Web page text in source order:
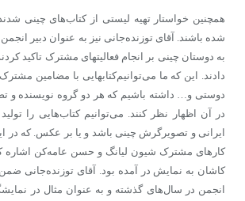
همچنین خواستار تهیه لیستی از کتاب‌های چینی
شده باشند. آقای توزنده‌جانی نیز به عنوان دبیر
به دوستان چینی بر انجام فعالیتهای مشترک تاکید
دادند. این که ما می‌توانیم‌کتابهایی با مضامین
دوستی و… داشته باشیم که هر دو گروه نویسنده و
در آن اظهار نظر کنند. می‌توانیم کتاب‌هایی را
ایرانی و تصویرگرش چینی باشد و یا بر عکس. که در
کارهای مشترک شیون لیانگ و حسن عامه‌کن اشاره
کاشان به نمایش در آمده بود. آقای توزنده‌جانی
انجمن در سال‌های گذشته و به عنوان مثال در